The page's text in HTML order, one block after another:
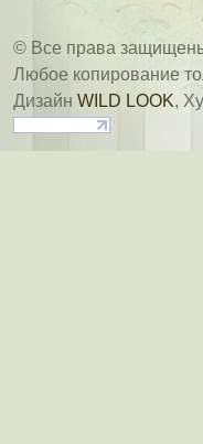
© Все права
Любое копирование
Дизайн WILD LOOK,